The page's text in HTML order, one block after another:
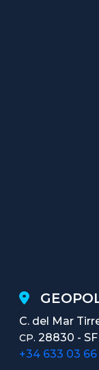
C. del Mar
CP. 28830 -
+34 633 03 66